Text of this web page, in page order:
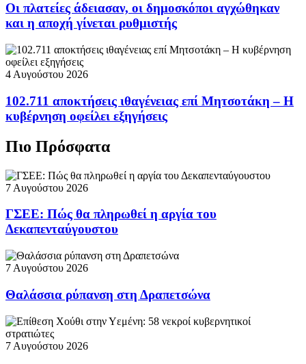
Οι πλατείες άδειασαν, οι δημοσκόποι αγχώθηκαν
και η αποχή γίνεται ρυθμιστής
4 Αυγούστου 2026
102.711 αποκτήσεις ιθαγένειας επί Μητσοτάκη – Η
κυβέρνηση οφείλει εξηγήσεις
Πιο Πρόσφατα
7 Αυγούστου 2026
ΓΣΕΕ: Πώς θα πληρωθεί η αργία του
Δεκαπενταύγουστου
7 Αυγούστου 2026
Θαλάσσια ρύπανση στη Δραπετσώνα
7 Αυγούστου 2026